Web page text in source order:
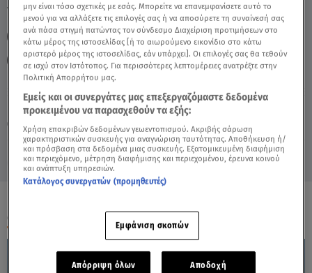
Κυριακή 9 Αυγούστου 2026
28.02.24, 12:40 ΖΩΔΙΑ
TAGS: ΔΙΔΥΜΟΣ ΖΩΔΙΑ ΑΣΗ ΜΠΗΛΙΟΥ ΖΩΔΙΑ
ΑΣΗ ΜΠΗΛΙΟΥ ΖΩΔΙΑ ΣΗΜΕΡΑ
ΗΜΕΡΗΣΙΕΣ ΠΡΟΒΛΕΨΕΙΣ
ΑΣΤΡΟΛΟΓΙΚΕΣ ΠΡΟΒΛΕΨΕΙΣ
BREAKFAST@STAR
ΟΛΑ ΤΑ ΒΙΝΤΕΟ
μην είναι τόσο σχετικές με εσάς. Μπορείτε να επανεμφανίσετε αυτό το
μενού για να αλλάξετε τις επιλογές σας ή να αποσύρετε τη συναίνεσή σας
ανά πάσα στιγμή πατώντας τον σύνδεσμο Διαχείριση προτιμήσεων στο
κάτω μέρος της ιστοσελίδας [ή το αιωρούμενο εικονίδιο στο κάτω
αριστερό μέρος της ιστοσελίδας, εάν υπάρχει]. Οι επιλογές σας θα τεθούν
σε ισχύ στον Ιστότοπος. Για περισσότερες λεπτομέρειες ανατρέξτε στην
Πολιτική Απορρήτου μας.
Εμείς και οι συνεργάτες μας επεξεργαζόμαστε δεδομένα
προκειμένου να παρασχεθούν τα εξής:
Χρήση επακριβών δεδομένων γεωεντοπισμού. Ακριβής σάρωση
χαρακτηριστικών συσκευής για αναγνώριση ταυτότητας. Αποθήκευση ή/
και πρόσβαση στα δεδομένα μιας συσκευής. Εξατομικευμένη διαφήμιση
και περιεχόμενο, μέτρηση διαφήμισης και περιεχομένου, έρευνα κοινού
και ανάπτυξη υπηρεσιών.
Κατάλογος συνεργατών (προμηθευτές)
Εμφάνιση σκοπών
Απόρριψη όλων Αποδοχή